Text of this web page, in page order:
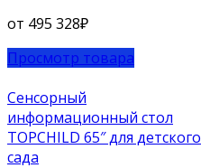
от 495 328₽
Просмотр товара
Сенсорный
информационный стол
TOPCHILD 65″ для детского
сада